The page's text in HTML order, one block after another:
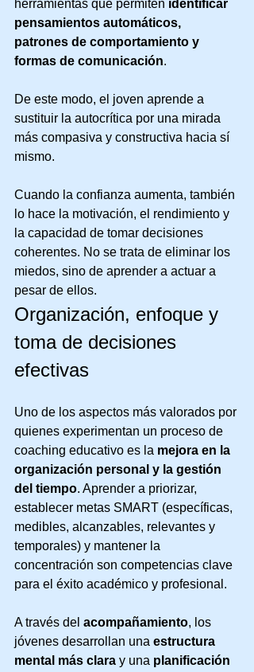
herramientas que permiten identificar
pensamientos automáticos,
patrones de comportamiento y
formas de comunicación.
De este modo, el joven aprende a
sustituir la autocrítica por una mirada
más compasiva y constructiva hacia sí
mismo.
Cuando la confianza aumenta, también
lo hace la motivación, el rendimiento y
la capacidad de tomar decisiones
coherentes. No se trata de eliminar los
miedos, sino de aprender a actuar a
pesar de ellos.
Organización, enfoque y
toma de decisiones
efectivas
Uno de los aspectos más valorados por
quienes experimentan un proceso de
coaching educativo es la mejora en la
organización personal y la gestión
del tiempo. Aprender a priorizar,
establecer metas SMART (específicas,
medibles, alcanzables, relevantes y
temporales) y mantener la
concentración son competencias clave
para el éxito académico y profesional.
A través del acompañamiento, los
jóvenes desarrollan una estructura
mental más clara y una planificación